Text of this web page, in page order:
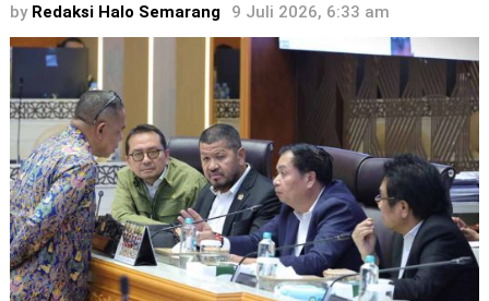
by Redaksi Halo Semarang 9 Juli 2026, 6:33 am